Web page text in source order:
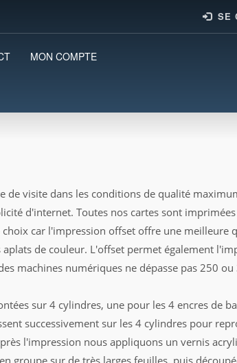
SE
MON COMPTE
de visite dans les conditions de qualité
d'internet. Toutes nos cartes sont
car l'impression offset offre une meilleure
de couleur. L'offset permet également
machines numériques ne dépasse pas 250 ou
sur 4 cylindres, une pour les 4 encres de
successivement sur les 4 cylindres pour
l'impression nous appliquons un vernis
groupe sur de très larges feuilles, puis